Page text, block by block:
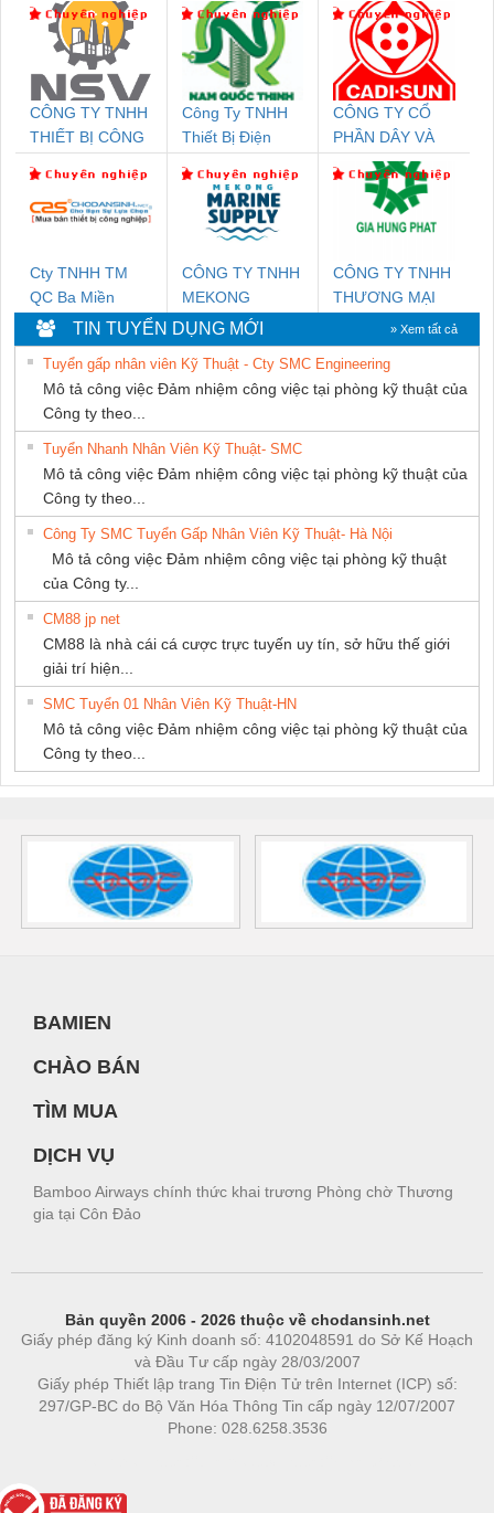
CÔNG TY TNHH
THIẾT BỊ CÔNG
SETSUBI VIỆT
NAM
Công Ty TNHH
Thiết Bị Điện
CÔNG TY CỔ
PHẦN DÂY VÀ
CÁP ĐIỆN
THƯỢNG ĐÌNH
Cty TNHH TM
QC Ba Miền
CÔNG TY TNHH
MEKONG
MARINE
SUPPLY
CÔNG TY TNHH
THƯƠNG MẠI
DỊCH VỤ KỸ
THUẬT ĐIỆN CƠ
GIA HƯNG
PHÁT
TIN TUYỂN DỤNG MỚI » Xem tất cả
Tuyển gấp nhân viên Kỹ Thuật - Cty SMC Engineering
Mô tả công việc Đảm nhiệm công việc tại phòng kỹ thuật của
Công ty theo...
Tuyển Nhanh Nhân Viên Kỹ Thuật- SMC
Mô tả công việc Đảm nhiệm công việc tại phòng kỹ thuật của
Công ty theo...
Công Ty SMC Tuyển Gấp Nhân Viên Kỹ Thuật- Hà Nội
Mô tả công việc Đảm nhiệm công việc tại phòng kỹ thuật
của Công ty...
CM88 jp net
CM88 là nhà cái cá cược trực tuyến uy tín, sở hữu thế giới
giải trí hiện...
SMC Tuyển 01 Nhân Viên Kỹ Thuật-HN
Mô tả công việc Đảm nhiệm công việc tại phòng kỹ thuật của
Công ty theo...
BAMIEN
CHÀO BÁN
TÌM MUA
DỊCH VỤ
Bamboo Airways chính thức khai trương Phòng chờ Thương
gia tại Côn Đảo
Bản quyền 2006 - 2026 thuộc về chodansinh.net
Giấy phép đăng ký Kinh doanh số: 4102048591 do Sở Kế Hoạch
và Đầu Tư cấp ngày 28/03/2007
Giấy phép Thiết lập trang Tin Điện Tử trên Internet (ICP) số:
297/GP-BC do Bộ Văn Hóa Thông Tin cấp ngày 12/07/2007
Phone: 028.6258.3536